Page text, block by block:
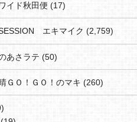
イド秋田便 (17)
エキマイク (2,759)
あさラテ (50)
ＧＯ！ＧＯ！のマキ (260)